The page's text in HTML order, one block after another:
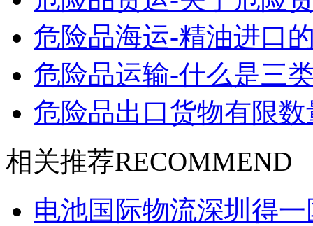
危险品海运-精油进口
危险品运输-什么是三
危险品出口货物有限
相关推荐RECOMMEND
电池国际物流深圳得